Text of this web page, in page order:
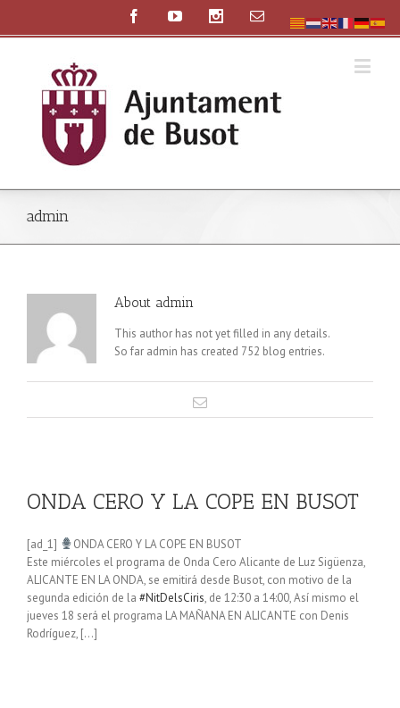
admin
About admin
This author has not yet filled in any details.
So far admin has created 752 blog entries.
ONDA CERO Y LA COPE EN BUSOT
[ad_1]
ONDA CERO Y LA COPE EN BUSOT
Este miércoles el programa de Onda Cero Alicante de Luz Sigüenza,
ALICANTE EN LA ONDA, se emitirá desde Busot, con motivo de la
segunda edición de la #NitDelsCiris, de 12:30 a 14:00, Así mismo el
jueves 18 será el programa LA MAÑANA EN ALICANTE con Denis
Rodríguez, […]